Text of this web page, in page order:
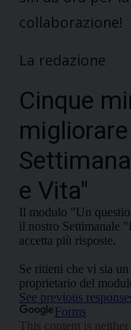
collaborazione!
La redazione